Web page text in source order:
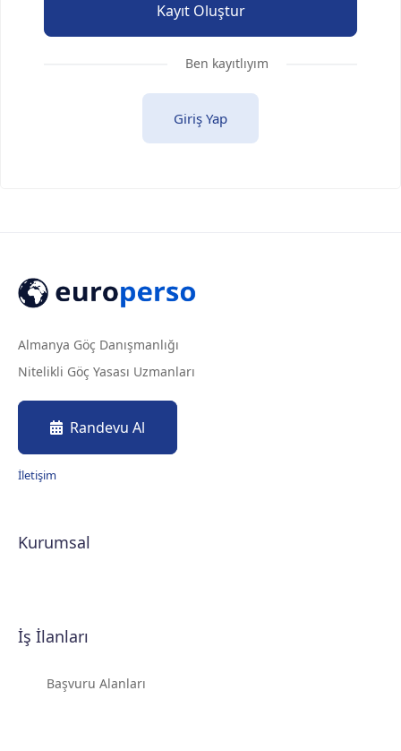
Kayıt Oluştur
Ben kayıtlıyım
Giriş Yap
Almanya Göç Danışmanlığı
Nitelikli Göç Yasası Uzmanları
Randevu Al
İletişim
Kurumsal
İş İlanları
Başvuru Alanları